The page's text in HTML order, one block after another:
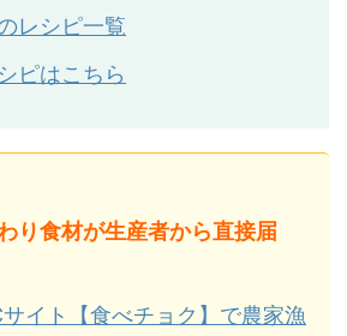
レシピ一覧
ピはこちら
り食材が生産者から直接届
イト【食べチョク】で農家漁